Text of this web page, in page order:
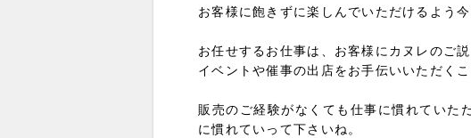
お客様に飽きずに楽しんでいただけるよう
お任せするお仕事は、お客様にカヌレのご
イベントや催事の出店をお手伝いいただくこ
販売のご経験がなくても仕事に慣れていた
に慣れていって下さいね。